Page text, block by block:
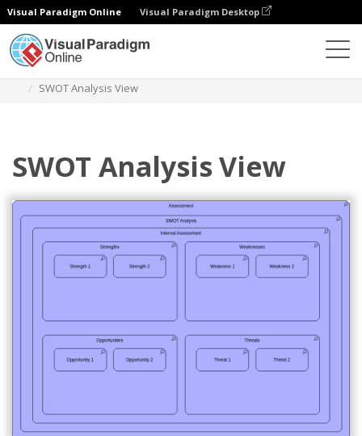
Visual Paradigm Online Visual Paradigm Desktop
SWOT Analysis View
SWOT Analysis View